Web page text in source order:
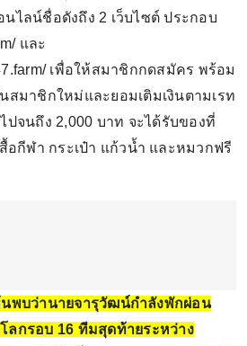
ไลน์ชื่อดังถึง 2 เว็บไซต์ ประกอบ
และ
เพื่อให้สมาชิกกดสมัคร พร้อม
สมาชิกใหม่และยอมเติมเงินตามเรท
ปจนถึง 2,000 บาท จะได้รับของที่
อกีฬา กระเป๋า แก้วน้ำ และหมวกฟรี
นพบว่านายจารุวัฒน์กำลังพักผ่อน
ลกรอบ 16 ทีมสุดท้ายระหว่าง